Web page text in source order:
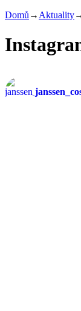
Domů → Aktuality